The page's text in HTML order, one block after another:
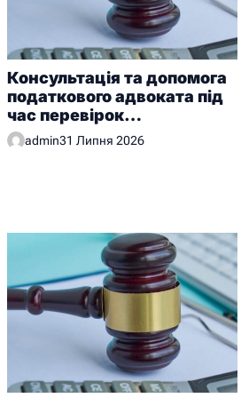
Консультація та допомога
податкового адвоката під
час перевірок
контролюючих органів
admin31 Липня 2026